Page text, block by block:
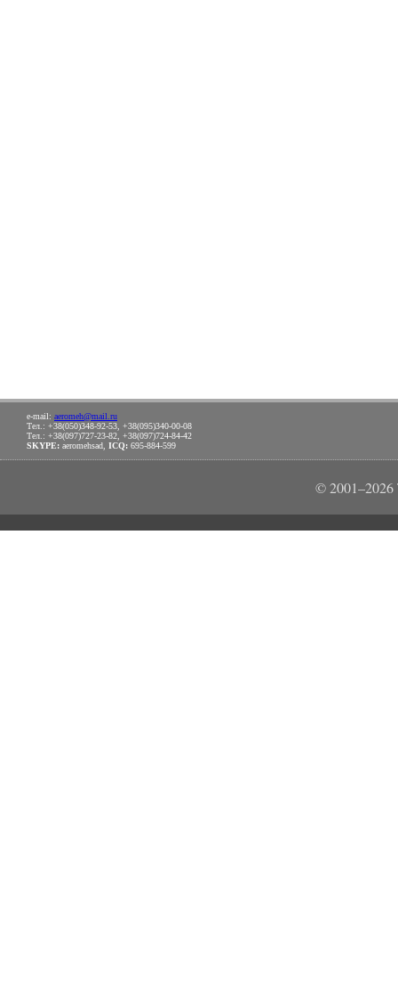
e-mail: aeromeh@mail.ru
Тел.: +38(050)348-92-53, +38(095)340-00-08
Тел.: +38(097)727-23-82, +38(097)724-84-42
SKYPE: aeromehsad, ICQ: 695-884-599
©